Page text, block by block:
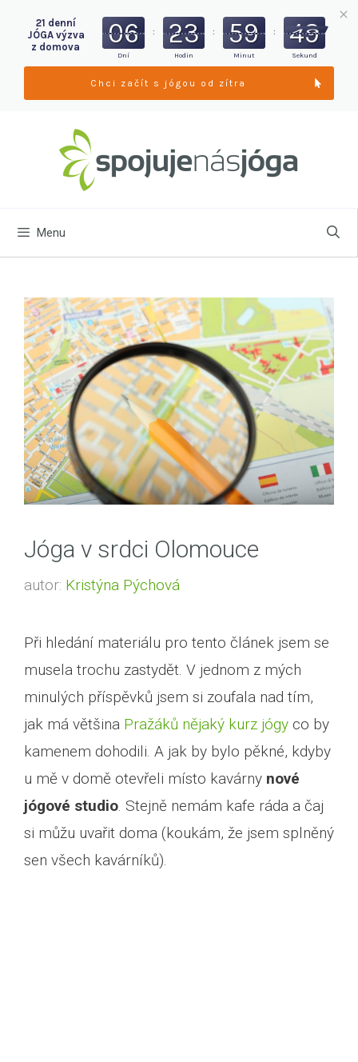
Menu
Jóga v srdci Olomouce
autor: Kristýna Pýchová
Při hledání materiálu pro tento článek jsem se
musela trochu zastydět. V jednom z mých
minulých příspěvků jsem si zoufala nad tím,
jak má většina Pražáků nějaký kurz jógy co by
kamenem dohodili. A jak by bylo pěkné, kdyby
u mě v domě otevřeli místo kavárny nové
jógové studio . Stejně nemám kafe ráda a čaj
si můžu uvařit doma (koukám, že jsem splněný
sen všech kavárníků).
21 denní
JÓGA výzva
z domova
06
Dní
: 23
Hodin
: 59
Minut
: 47
Sekund
Chci začít s jógou od zítra